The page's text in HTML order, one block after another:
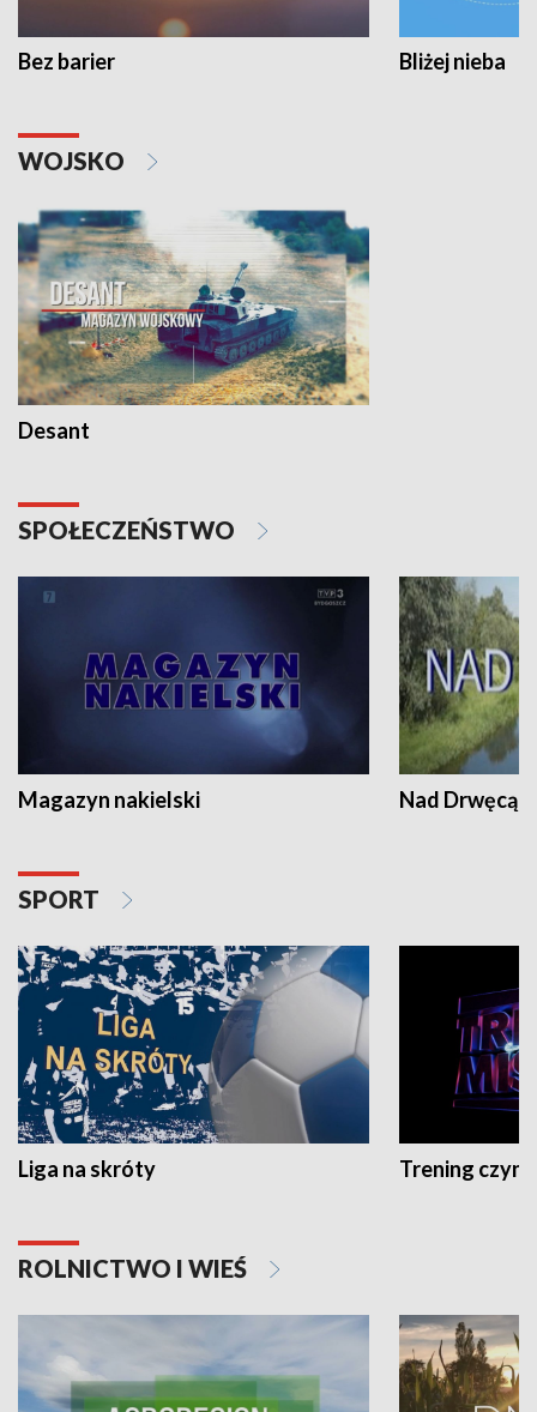
Bez barier Bliżej nieba
WOJSKO
Desant
SPOŁECZEŃSTWO
Magazyn nakielski Nad Drwęcą
SPORT
Liga na skróty Trening czyni
ROLNICTWO I WIEŚ